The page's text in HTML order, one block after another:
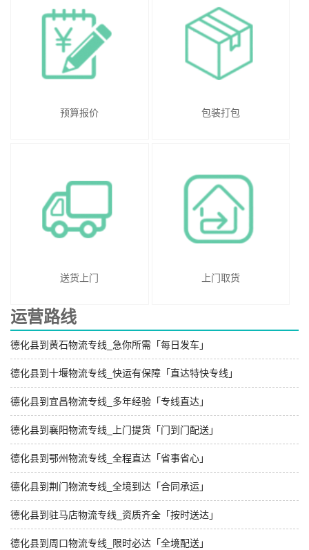
预算报价 包装打包
送货上门 上门取货
运营路线
德化县到黄石物流专线_急你所需「每日发车」
德化县到十堰物流专线_快运有保障「直达特快专线」
德化县到宜昌物流专线_多年经验「专线直达」
德化县到襄阳物流专线_上门提货「门到门配送」
德化县到鄂州物流专线_全程直达「省事省心」
德化县到荆门物流专线_全境到达「合同承运」
德化县到驻马店物流专线_资质齐全「按时送达」
德化县到周口物流专线_限时必达「全境配送」